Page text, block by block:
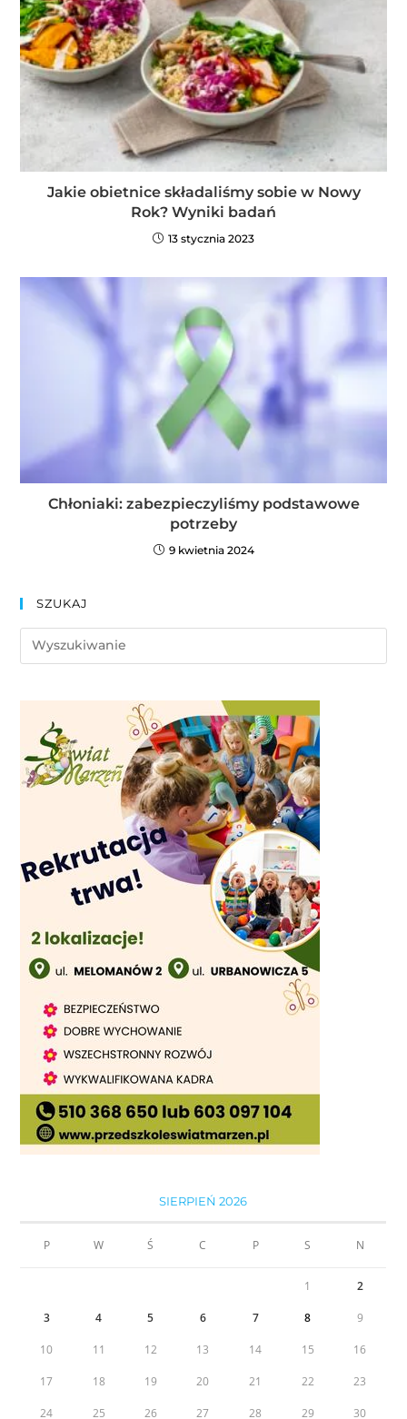
Jakie obietnice składaliśmy sobie w Nowy
Rok? Wyniki badań
13 stycznia 2023
Chłoniaki: zabezpieczyliśmy podstawowe
potrzeby
9 kwietnia 2024
SZUKAJ
SIERPIEŃ 2026
P W Ś C P S N
1 2
3 4 5 6 7 8 9
10 11 12 13 14 15 16
17 18 19 20 21 22 23
24 25 26 27 28 29 30